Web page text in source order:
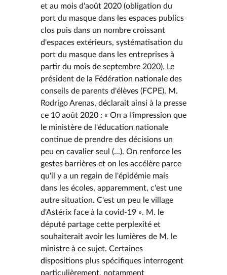
et au mois d'août 2020 (obligation du
port du masque dans les espaces publics
clos puis dans un nombre croissant
d'espaces extérieurs, systématisation du
port du masque dans les entreprises à
partir du mois de septembre 2020). Le
président de la Fédération nationale des
conseils de parents d'élèves (FCPE), M.
Rodrigo Arenas, déclarait ainsi à la presse
ce 10 août 2020 : « On a l'impression que
le ministère de l'éducation nationale
continue de prendre des décisions un
peu en cavalier seul (...). On renforce les
gestes barrières et on les accélère parce
qu'il y a un regain de l'épidémie mais
dans les écoles, apparemment, c'est une
autre situation. C'est un peu le village
d'Astérix face à la covid-19 ». M. le
député partage cette perplexité et
souhaiterait avoir les lumières de M. le
ministre à ce sujet. Certaines
dispositions plus spécifiques interrogent
particulièrement, notamment